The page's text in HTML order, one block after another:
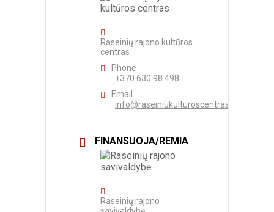
Raseinių rajono kultūros
centras
Phone
+370 630 98 498
Email
info@raseiniukulturoscentras.lt
FINANSUOJA/REMIA
Raseinių rajono